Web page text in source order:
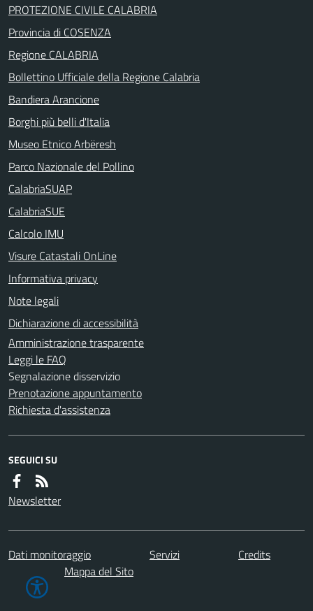
PROTEZIONE CIVILE CALABRIA
Provincia di COSENZA
Regione CALABRIA
Bollettino Ufficiale della Regione Calabria
Bandiera Arancione
Borghi più belli d'Italia
Museo Etnico Arbëresh
Parco Nazionale del Pollino
CalabriaSUAP
CalabriaSUE
Calcolo IMU
Visure Catastali OnLine
Informativa privacy
Note legali
Dichiarazione di accessibilità
Amministrazione trasparente
Leggi le FAQ
Segnalazione disservizio
Prenotazione appuntamento
Richiesta d'assistenza
SEGUICI SU
Newsletter
Dati monitoraggio Servizi
Credits
Mappa del Sito